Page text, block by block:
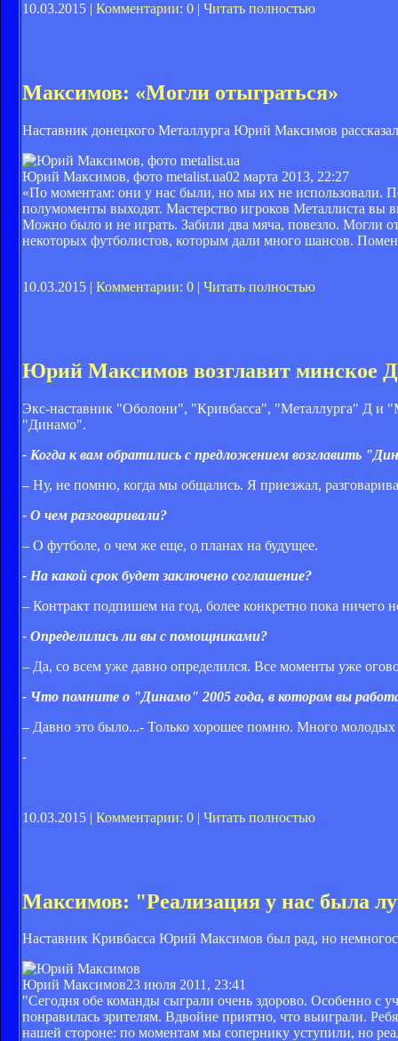
10.03.2015 | Комментарии: 0 | Читать полностью
Максимов: «Могли отыграться»
Наставник донецкого Металлурга Юрий Максимов
Юрий Максимов, фото metalist.ua02 марта 2013, 22:27
«По моментам: они у нас были, но мы их не использовали.
полумоменты выходят. Мастерство игроков Металлиста вы
Можно было и не играть. Забили два мяча, повезло. Могли
некоторых футболистов, которым дали много шансов.
10.03.2015 | Комментарии: 0 | Читать полностью
Юрий Максимов возглавит минское
Экс-наставник "Оболони", "Кривбасса", "Металлурга" Д и
"Динамо".
- Когда к вам обратились с предложением возглавить
– Ну, не помню, когда мы общались. Я приезжал,
- О чем разговаривали?
– О футболе, о чем же еще, о планах на будущее.
- На какой срок будет заключено соглашение?
– Контракт подпишем на год, более конкретно пока ничего
- Определились ли вы с помощниками?
– Да, со всем уже давно определился. Все моменты уже
- Что помните о "Динамо" 2005 года, в котором вы
– Давно это было...- Только хорошее помню. Много молодых
-
10.03.2015 | Комментарии: 0 | Читать полностью
Максимов: "Реализация у нас была
Наставник Кривбасса Юрий Максимов был рад, но
Юрий Максимов23 июля 2011, 23:41
"Сегодня обе команды сыграли очень здорово. Особенно с
понравилась зрителям. Вдвойне приятно, что выиграли.
нашей стороне: по моментам мы сопернику уступили, но